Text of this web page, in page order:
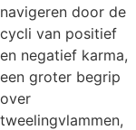
navigeren door de
cycli van positief
en negatief karma,
een groter begrip
over
tweelingvlammen,